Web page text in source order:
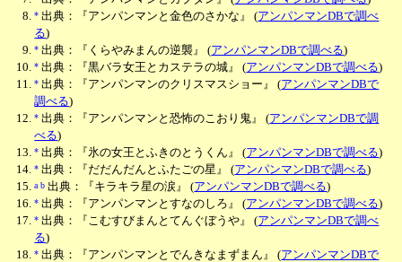
* 出典：『アンパンマンと金色のさかな』(アンパンマンDBで調べ
る)
* 出典：『くらやみまんの逆襲』(アンパンマンDBで調べる)
* 出典：『黒バラ女王とカステラの城』(アンパンマンDBで調べる)
* 出典：『アンパンマンのクリスマスショー』(アンパンマンDBで
調べる)
* 出典：『アンパンマンと恐怖のこおり鬼』(アンパンマンDBで調
べる)
* 出典：『氷の女王とふきのとうくん』(アンパンマンDBで調べる)
* 出典：『だだんだんとふたごの星』(アンパンマンDBで調べる)
a b 出典：『キラキラ星の涙』(アンパンマンDBで調べる)
* 出典：『アンパンマンとすなのしろ』(アンパンマンDBで調べる)
* 出典：『こむすびまんとてんぐぼうや』(アンパンマンDBで調べ
る)
* 出典：『アンパンマンとでんきなまずまん』(アンパンマンDBで